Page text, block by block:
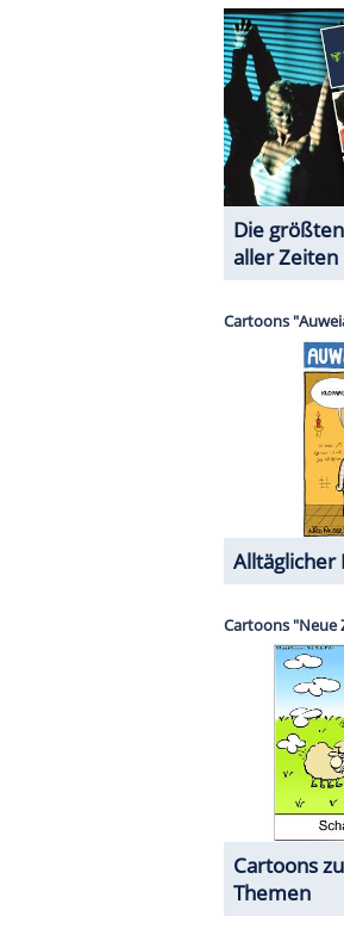
Nicola trug letztlich ein
Anthony (57) bei der Feier
weder zu Davids 50.
zur Ernennung seines
wie vor in Kontakt mit
Sandra Beckham. Er rief
ZURÜCK ZUR STARTSEITE